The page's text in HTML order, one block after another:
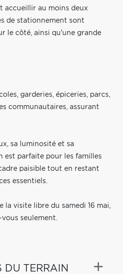
accueillir au moins deux
de stationnement sont
le côté, ainsi qu'une grande
garderies, épiceries, parcs,
communautaires, assurant
sa luminosité et sa
est parfaite pour les familles
paisible tout en restant
essentiels.
la visite libre du samedi 16 mai,
vous seulement.
DU TERRAIN